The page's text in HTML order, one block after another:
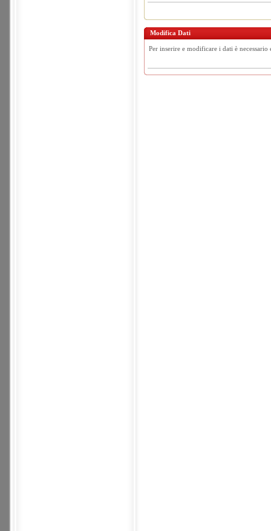
Modifica Dati
Per inserire e modificare i dati è necessario